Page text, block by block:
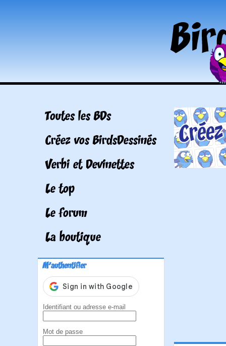
Toutes les BDs
Créez vos BirdsDessinés
Verbi et Devinettes
Le top
Le forum
La boutique
M'authentifier
Identifiant ou adresse e-mail
Mot de passe